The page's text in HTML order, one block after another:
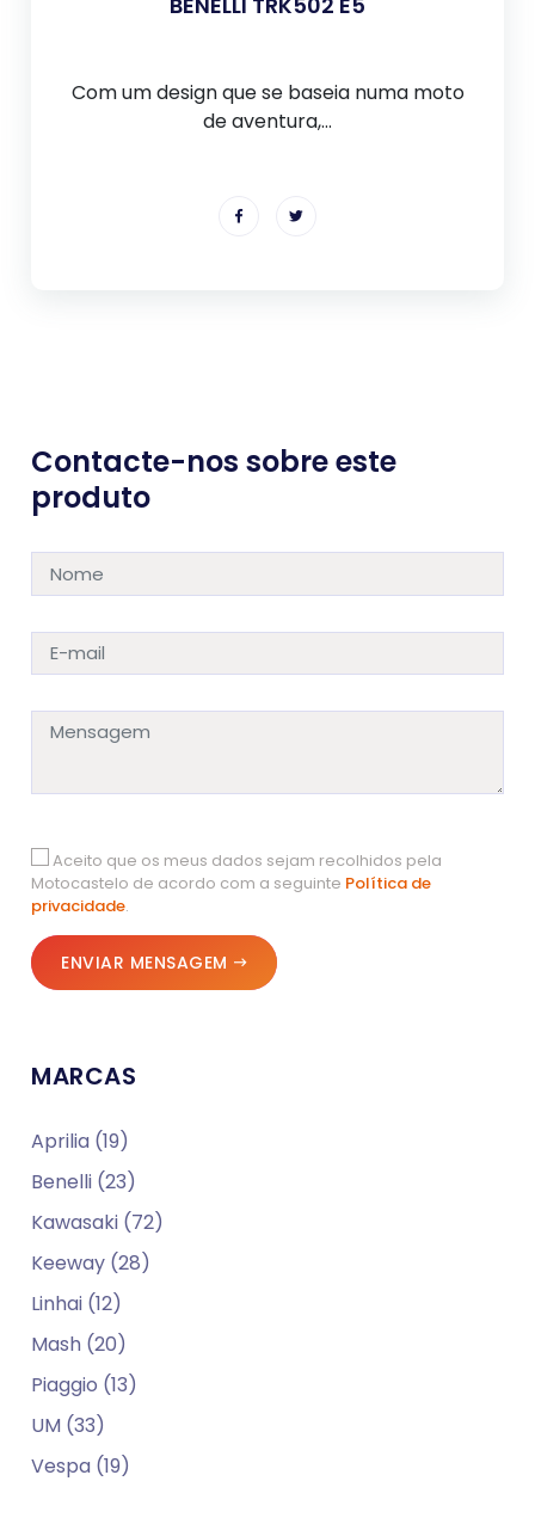
Com um design que se baseia numa moto
de aventura,...
Contacte-nos sobre este
produto
Aceito que os meus dados sejam recolhidos pela
Motocastelo de acordo com a seguinte Política de
privacidade.
ENVIAR MENSAGEM
MARCAS
Aprilia (19)
Benelli (23)
Kawasaki (72)
Keeway (28)
Linhai (12)
Mash (20)
Piaggio (13)
UM (33)
Vespa (19)